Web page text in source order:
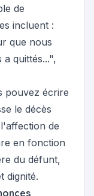
de
incluent :
que nous
quittés...",
pouvez écrire
le décès
de
en fonction
du défunt,
dignité.